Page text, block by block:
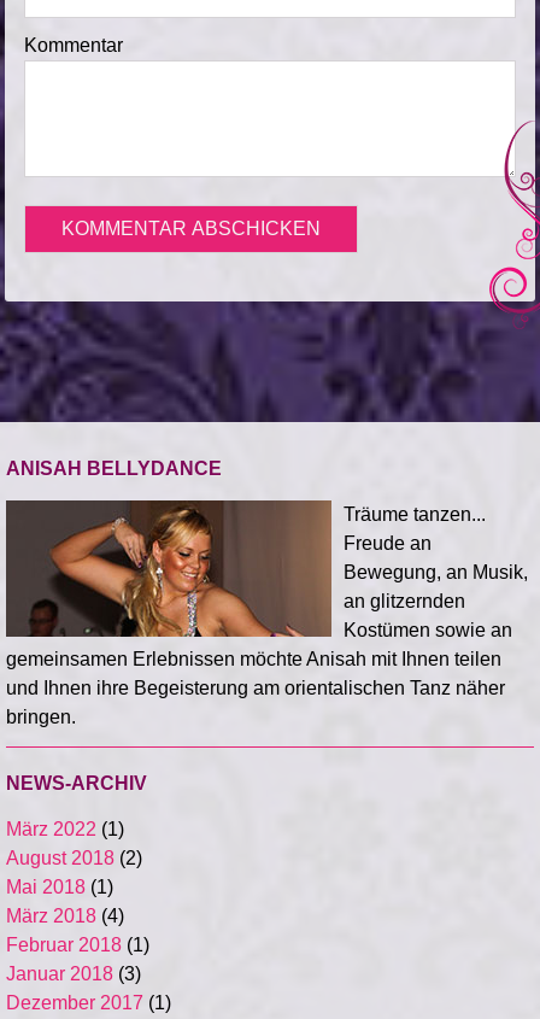
Kommentar
ANISAH BELLYDANCE
Träume tanzen...
Freude an
Bewegung, an Musik,
an glitzernden
Kostümen sowie an
gemeinsamen Erlebnissen möchte Anisah mit Ihnen teilen
und Ihnen ihre Begeisterung am orientalischen Tanz näher
bringen.
NEWS-ARCHIV
März 2022 (1)
August 2018 (2)
Mai 2018 (1)
März 2018 (4)
Februar 2018 (1)
Januar 2018 (3)
Dezember 2017 (1)